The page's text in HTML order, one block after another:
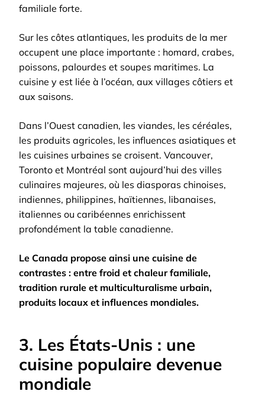
familiale forte.
Sur les côtes atlantiques, les produits de la mer
occupent une place importante : homard, crabes,
poissons, palourdes et soupes maritimes. La
cuisine y est liée à l’océan, aux villages côtiers et
aux saisons.
Dans l’Ouest canadien, les viandes, les céréales,
les produits agricoles, les influences asiatiques et
les cuisines urbaines se croisent. Vancouver,
Toronto et Montréal sont aujourd’hui des villes
culinaires majeures, où les diasporas chinoises,
indiennes, philippines, haïtiennes, libanaises,
italiennes ou caribéennes enrichissent
profondément la table canadienne.
Le Canada propose ainsi une cuisine de
contrastes : entre froid et chaleur familiale,
tradition rurale et multiculturalisme urbain,
produits locaux et influences mondiales.
3. Les États-Unis : une
cuisine populaire devenue
mondiale